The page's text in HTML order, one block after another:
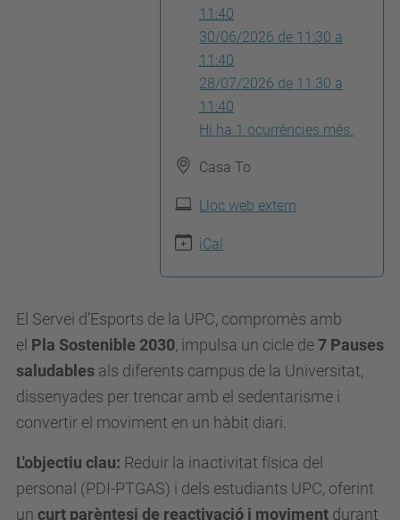
c
e
e
v
11:40
30/06/2026 de 11:30 a
11:40
28/07/2026 de 11:30 a
11:40
Hi ha 1 ocurrències més.
Casa To
Lloc web extern
iCal
El Servei d’Esports de la UPC, compromès amb
el Pla Sostenible 2030, impulsa un cicle de7 Pauses
saludables als diferents campus de la Universitat,
dissenyades per trencar amb el sedentarisme i
convertir el moviment en un hàbit diari.
L'objectiu clau: Reduir la inactivitat física del
personal (PDI-PTGAS) i dels estudiants UPC, oferint
un curt parèntesi de reactivació i moviment durant